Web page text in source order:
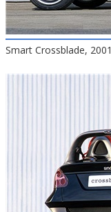
Smart Crossblade, 2001